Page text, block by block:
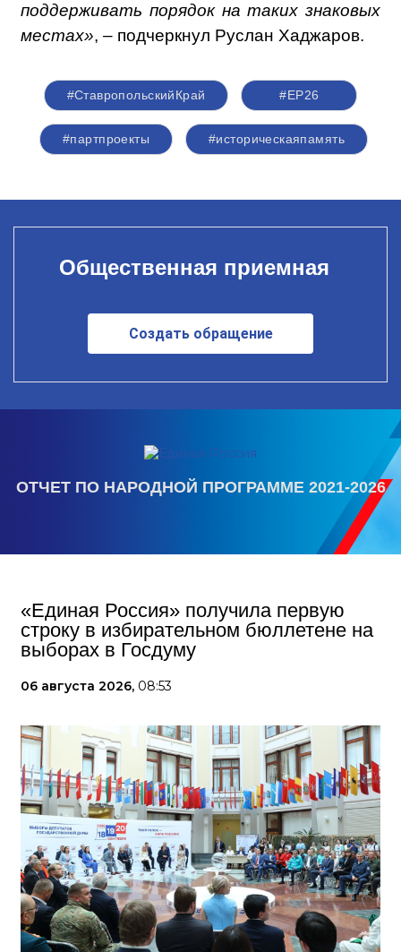
поддерживать порядок на таких знаковых
местах», – подчеркнул Руслан Хаджаров.
#СтавропольскийКрай #ЕР26
#партпроекты #историческаяпамять
Общественная приемная
Создать обращение
ОТЧЕТ ПО НАРОДНОЙ ПРОГРАММЕ 2021-2026
«Единая Россия» получила первую
строку в избирательном бюллетене на
выборах в Госдуму
06 августа 2026, 08:53